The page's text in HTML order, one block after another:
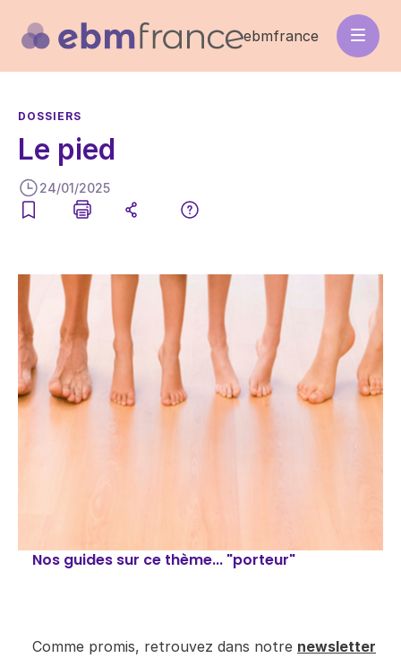
contenu
principal
ebmfrance
DOSSIERS
Le pied
24/01/2025
Image
Nos guides sur ce thème... "porteur"
​​Comme promis, retrouvez dans notre newsletter